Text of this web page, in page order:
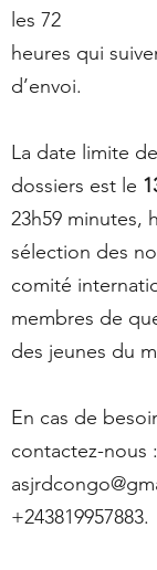
les 72
heures qui
d’envoi.
La date limite
dossiers est le
23h59 minutes,
sélection des
comité
membres de
des jeunes du
En cas de
contactez-nous :
+243819957883.